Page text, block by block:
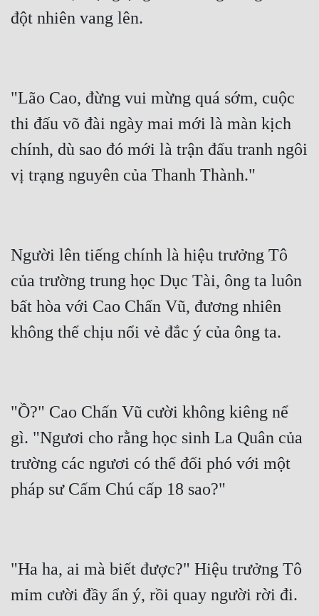
"Lão Cao, đừng vui mừng quá sớm, cuộc
thi đấu võ đài ngày mai mới là màn kịch
chính, dù sao đó mới là trận đấu tranh ngôi
Người lên tiếng chính là hiệu trưởng Tô
của trường trung học Dục Tài, ông ta luôn
bất hòa với Cao Chấn Vũ, đương nhiên
"Ồ?" Cao Chấn Vũ cười không kiêng nể
gì. "Ngươi cho rằng học sinh La Quân của
trường các ngươi có thể đối phó với một
"Ha ha, ai mà biết được?" Hiệu trưởng Tô